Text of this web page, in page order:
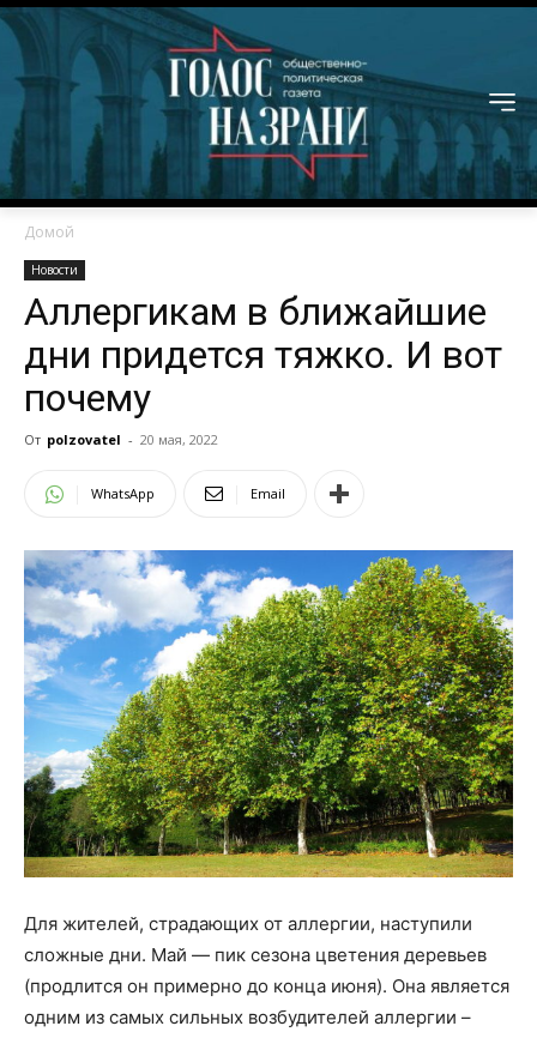
Домой
Новости
Аллергикам в ближайшие
дни придется тяжко. И вот
почему
От polzovatel - 20 мая, 2022
WhatsApp Email
Для жителей, страдающих от аллергии, наступили
сложные дни. Май — пик сезона цветения деревьев
(продлится он примерно до конца июня). Она является
одним из самых сильных возбудителей аллергии –